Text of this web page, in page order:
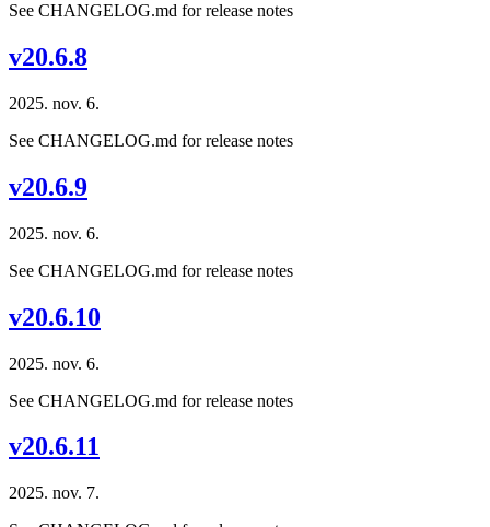
See CHANGELOG.md for release notes
v20.6.8
2025. nov. 6.
See CHANGELOG.md for release notes
v20.6.9
2025. nov. 6.
See CHANGELOG.md for release notes
v20.6.10
2025. nov. 6.
See CHANGELOG.md for release notes
v20.6.11
2025. nov. 7.